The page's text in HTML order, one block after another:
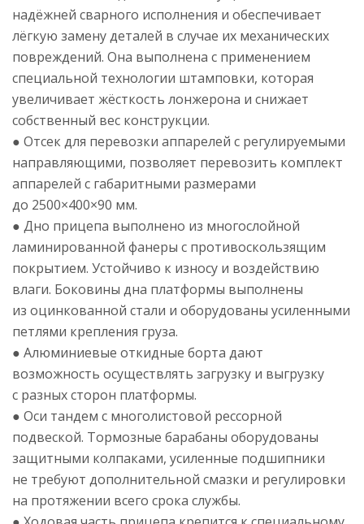
надёжней сварного исполнения и обеспечивает
лёгкую замену деталей в случае их механических
повреждений. Она выполнена с применением
специальной технологии штамповки, которая
увеличивает жёсткость лонжерона и снижает
собственный вес конструкции.
● Отсек для перевозки аппарелей с регулируемыми
направляющими, позволяет перевозить комплект
аппарелей с габаритными размерами
до 2500×400×90 мм.
● Дно прицепа выполнено из многослойной
ламинированной фанеры с противоскользящим
покрытием. Устойчиво к износу и воздействию
влаги. Боковины дна платформы выполнены
из оцинкованной стали и оборудованы усиленными
петлями крепления груза.
● Алюминиевые откидные борта дают
возможность осуществлять загрузку и выгрузку
с разных сторон платформы.
● Оси тандем с многолистовой рессорной
подвеской. Тормозные барабаны оборудованы
защитными колпаками, усиленные подшипники
не требуют дополнительной смазки и регулировки
на протяжении всего срока службы.